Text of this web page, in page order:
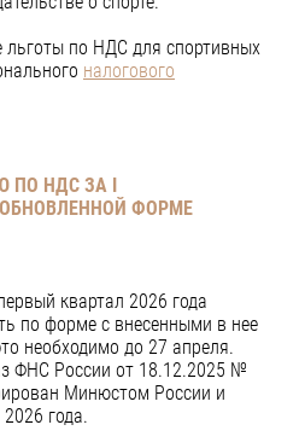
льготы по НДС для спортивных
налогового
ПО НДС ЗА I
ФОРМЕ
квартал 2026 года
по форме с внесенными в нее
необходимо до 27 апреля.
ФНС России от 18.12.2025 №
Минюстом России и
года.